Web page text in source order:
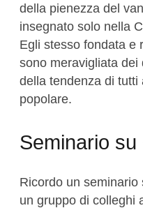
della pienezza del
insegnato solo nella
Egli stesso fondata e
sono meravigliata
della tendenza di tutti
popolare.
Seminario su
Ricordo un
un gruppo di colleghi